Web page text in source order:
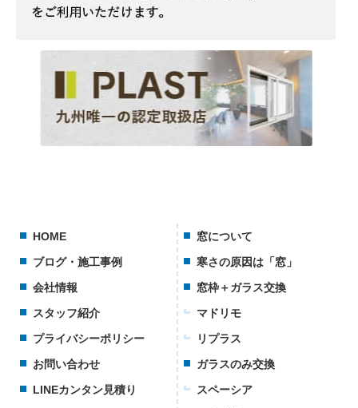
HOME
ブログ・施工事例
会社情報
スタッフ紹介
プライバシーポリシー
お問い合わせ
LINEカンタン見積り
窓について
寒さの原因は「窓」
窓枠＋ガラス交換
マドリモ
リプラス
ガラスのみ交換
スペーシア